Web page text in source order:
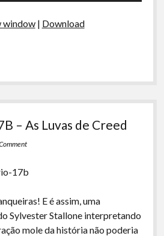
window| Download
– As Luvas de Creed
E é assim, uma
Sylvester Stallone interpretando
mole da história não poderia